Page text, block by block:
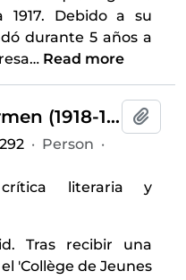
1917. Debido a su
durante 5 años a
… Read more
Bravo-Villasante, Carmen (1918-1994)
· Person ·
crítica literaria y
Tras recibir una
'Collège de Jeunes